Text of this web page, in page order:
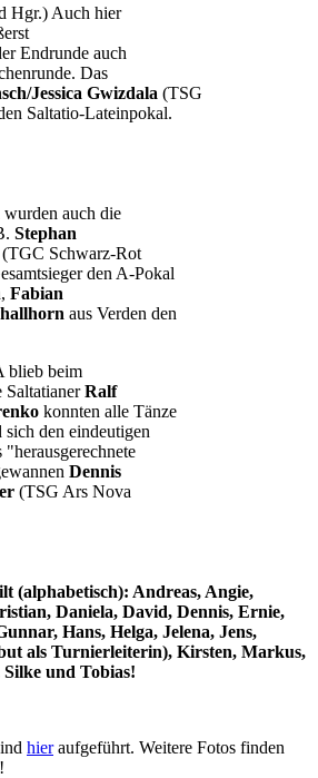
Hgr.) Auch hier
Endrunde auch
Das
Jessica Gwizdala (TSG
Saltatio-Lateinpokal.
auch die
Stephan
(TGC Schwarz-Rot
den A-Pokal
Fabian
aus Verden den
blieb beim
SaltatianerRalf
konnten alle Tänze
den eindeutigen
Dennis
(TSG Ars Nova
(alphabetisch): Andreas, Angie,
Daniela, David, Dennis, Ernie,
Hans, Helga, Jelena, Jens,
als Turnierleiterin), Kirsten, Markus,
und Tobias!
hieraufgeführt. Weitere Fotos finden